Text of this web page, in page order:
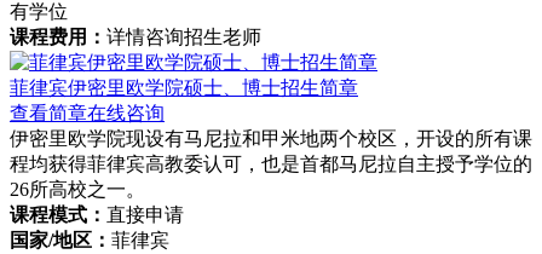
有学位
课程费用： 详情咨询招生老师
菲律宾伊密里欧学院硕士、博士招生简章
查看简章在线咨询
伊密里欧学院现设有马尼拉和甲米地两个校区，开设的所有课
程均获得菲律宾高教委认可，也是首都马尼拉自主授予学位的
26所高校之一。
课程模式： 直接申请
国家/地区： 菲律宾